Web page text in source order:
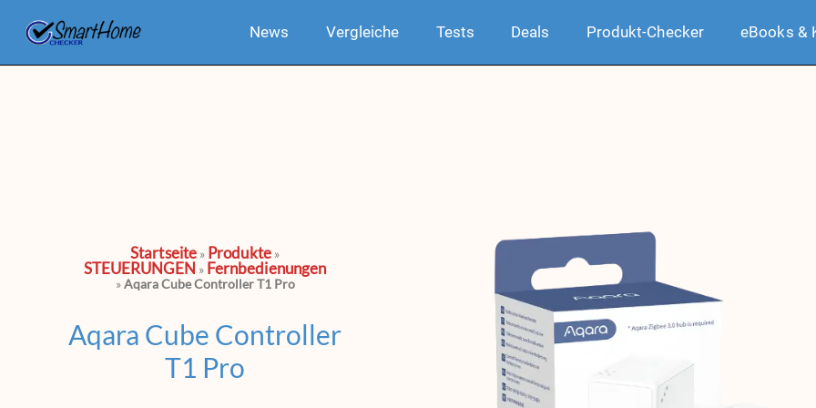
News Vergleiche Tests Deals Produkt-Checker eBooks &
Startseite » Produkte»
STEUERUNGEN » Fernbedienungen
»Aqara Cube Controller T1 Pro
Aqara Cube Controller
T1 Pro